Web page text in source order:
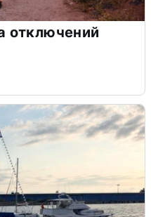
отключений